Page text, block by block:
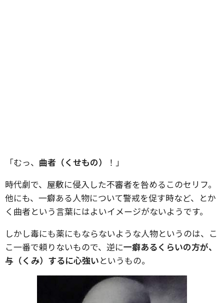
「むっ、 曲者（くせもの）
！」
時代劇で、屋敷に侵入した不審者を咎めるこのセリフ。
他にも、一癖ある人物について警戒を促す時など、とか
く曲者という言葉にはよいイメージがないようです。
しかし毒にも薬にもならないような人物というのは、こ
こ一番で頼りないもので、逆に一癖あるくらいの方が、
与（くみ）するに心強いというもの。